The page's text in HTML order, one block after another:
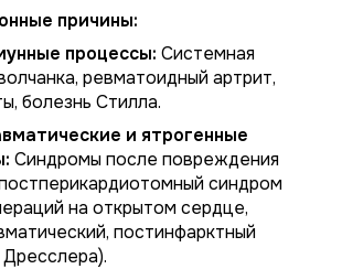
причины:
процессы: Системная
ревматоидный артрит,
болезнь Стилла.
и ятрогенные
Синдромы после повреждения
синдром
на открытом сердце,
постинфарктный